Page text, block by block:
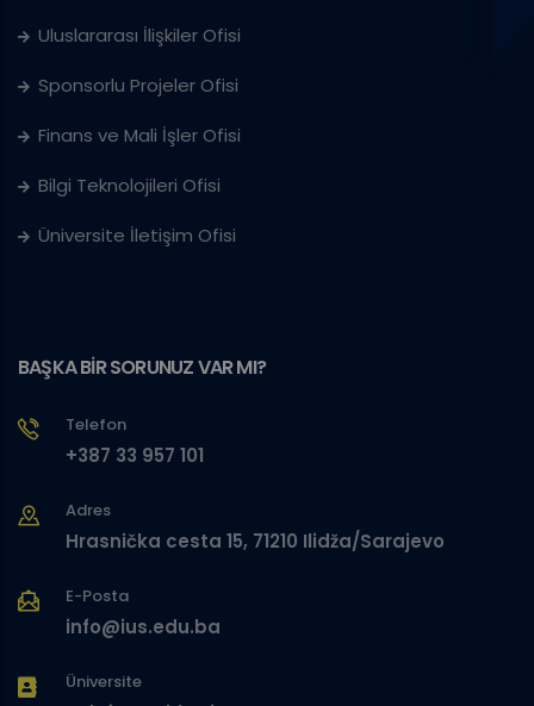
Uluslararası İlişkiler Ofisi
Sponsorlu Projeler Ofisi
Finans ve Mali İşler Ofisi
Bilgi Teknolojileri Ofisi
Üniversite İletişim Ofisi
BAŞKA BİR SORUNUZ VAR MI?
Telefon
+387 33 957 101
Adres
Hrasnička cesta 15, 71210 Ilidža/Sarajevo
E-Posta
info@ius.edu.ba
Üniversite